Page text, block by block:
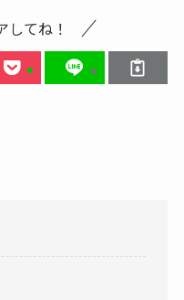
してね！